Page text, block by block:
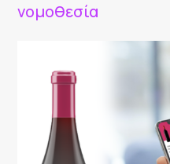
νομοθεσία